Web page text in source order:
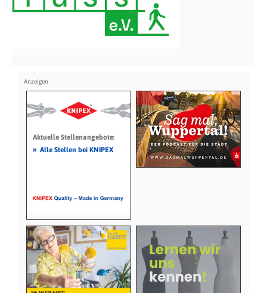
Aktuelle Stellenangebote:
» Alle Stellen bei KNIPEX